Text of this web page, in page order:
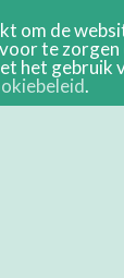
om de
te
het gebruik
.